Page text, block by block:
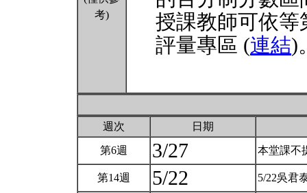
考)
授課教師可依
評量專區 (連結)
週次 日期
第6週 3/27 本堂課不
第14週 5/22 5/22吳君